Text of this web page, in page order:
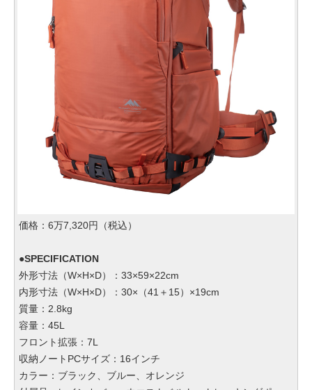
価格：6万7,320円（税込）
●SPECIFICATION
外形寸法（W×H×D）：33×59×22cm
内形寸法（W×H×D）：30×（41＋15）×19cm
質量：2.8kg
容量：45L
フロント拡張：7L
収納ノートPCサイズ：16インチ
カラー：ブラック、ブルー、オレンジ